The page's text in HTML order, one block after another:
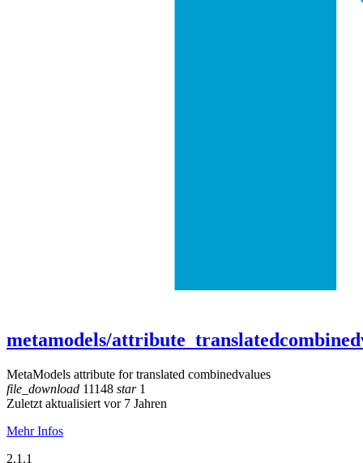
metamodels/
MetaModels attribute for translated combinedvalues
file_download 11148 star1
Zuletzt aktualisiert vor 7 Jahren
Mehr Infos
2.1.1